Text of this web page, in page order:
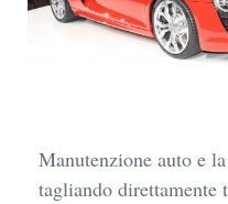
Manutenzione auto e
tagliando direttamente